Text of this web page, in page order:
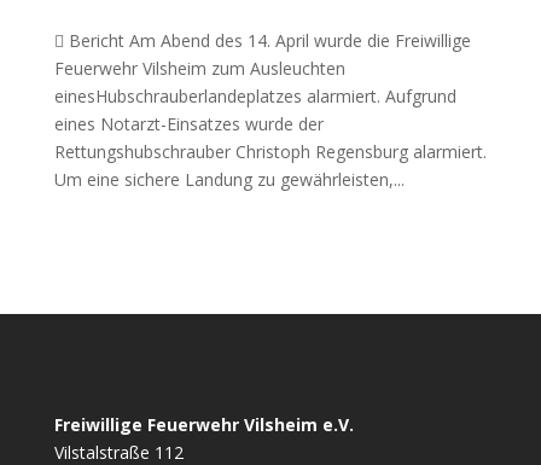
 Bericht Am Abend des 14. April wurde die Freiwillige
Feuerwehr Vilsheim zum Ausleuchten
einesHubschrauberlandeplatzes alarmiert. Aufgrund
eines Notarzt-Einsatzes wurde der
Rettungshubschrauber Christoph Regensburg alarmiert.
Um eine sichere Landung zu gewährleisten,...
Freiwillige Feuerwehr Vilsheim e.V.
Vilstalstraße 112